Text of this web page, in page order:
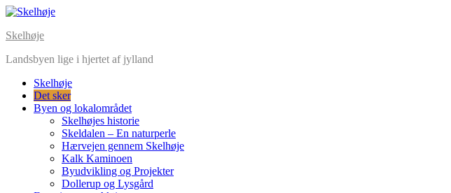
Skelhøje
Landsbyen lige i hjertet af jylland
Skelhøje
Det sker
Byen og lokalområdet
Skelhøjes historie
Skeldalen – En naturperle
Hærvejen gennem Skelhøje
Kalk Kaminoen
Byudvikling og Projekter
Dollerup og Lysgård